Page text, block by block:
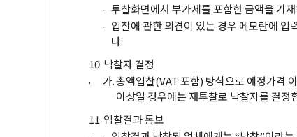
- 투찰화면에서 부가세를 포함한 금액을 기
- 입찰에 관한 의견이 있는 경우 메모란에 입
다.
10
.
낙찰자 결정
가.총액입찰(VAT 포함) 방식으로 예정가격
이상일 경우에는 재투찰로 낙찰자를 결정
11 입찰결과 통보